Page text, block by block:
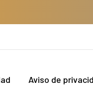
Aviso de